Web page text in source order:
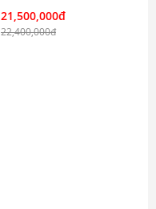
21,500,000đ
22,400,000đ